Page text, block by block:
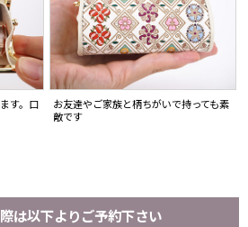
す。口
お友達やご家族と柄ちがいで持っても素
敵です
は以下よりご予約下さい